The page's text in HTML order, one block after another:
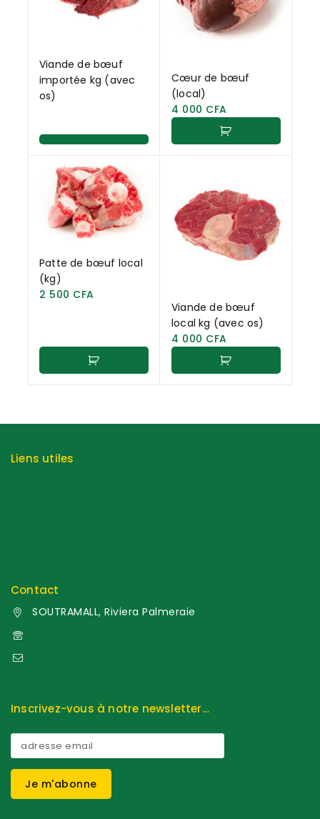
Viande de bœuf
importée kg (avec
os)
Cœur de bœuf
(local)
4 000 CFA
Patte de bœuf local
(kg)
2 500 CFA
Viande de bœuf
local kg (avec os)
4 000 CFA
Liens utiles
Contact
SOUTRAMALL, Riviera Palmeraie
Inscrivez-vous à notre newsletter…